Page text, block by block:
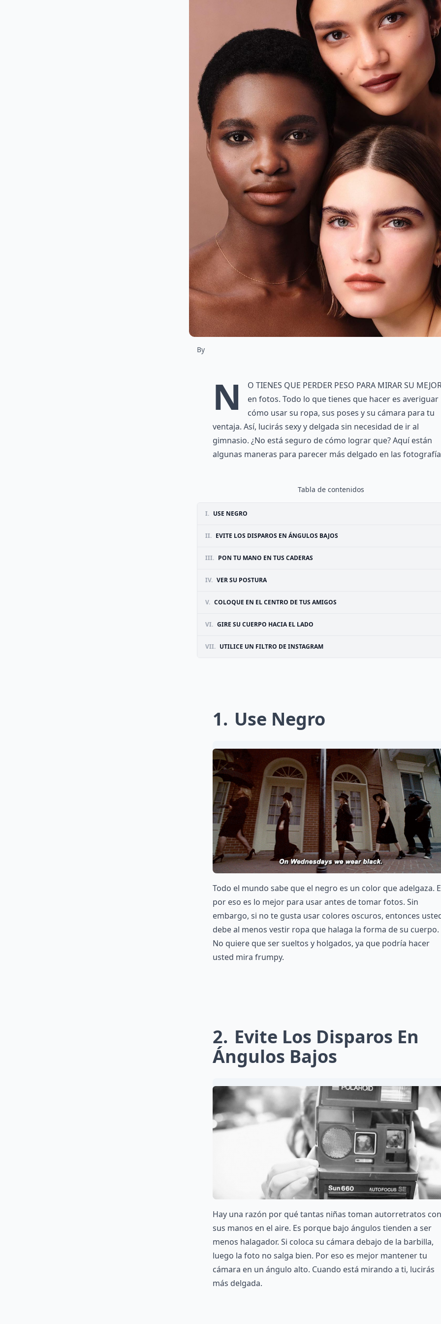
By
N
o tienes que perder peso para mirar su
en fotos. Todo lo que tienes que hacer es averiguar
cómo usar su ropa, sus poses y su cámara para tu
ventaja. Así, lucirás sexy y delgada sin necesidad de ir al
gimnasio. ¿No está seguro de cómo lograr que? Aquí están
algunas maneras para parecer más delgado en las
Tabla de contenidos
I. USE NEGRO
II. EVITE LOS DISPAROS EN ÁNGULOS BAJOS
III. PON TU MANO EN TUS CADERAS
IV. VER SU POSTURA
V. COLOQUE EN EL CENTRO DE TUS AMIGOS
VI. GIRE SU CUERPO HACIA EL LADO
VII. UTILICE UN FILTRO DE INSTAGRAM
1 Use Negro
Todo el mundo sabe que el negro es un color que adelgaza.
por eso es lo mejor para usar antes de tomar fotos. Sin
embargo, si no te gusta usar colores oscuros, entonces
debe al menos vestir ropa que halaga la forma de su cuerpo.
No quiere que ser sueltos y holgados, ya que podría hacer
usted mira frumpy.
2 Evite Los Disparos En
Ángulos Bajos
Hay una razón por qué tantas niñas toman autorretratos con
sus manos en el aire. Es porque bajo ángulos tienden a ser
menos halagador. Si coloca su cámara debajo de la barbilla,
luego la foto no salga bien. Por eso es mejor mantener tu
cámara en un ángulo alto. Cuando está mirando a ti, lucirás
más delgada.